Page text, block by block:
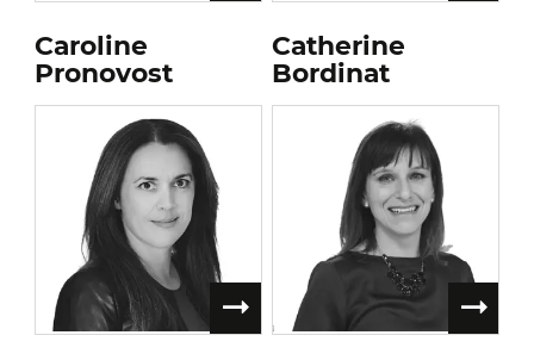
Caroline
Pronovost
Catherine
Bordinat